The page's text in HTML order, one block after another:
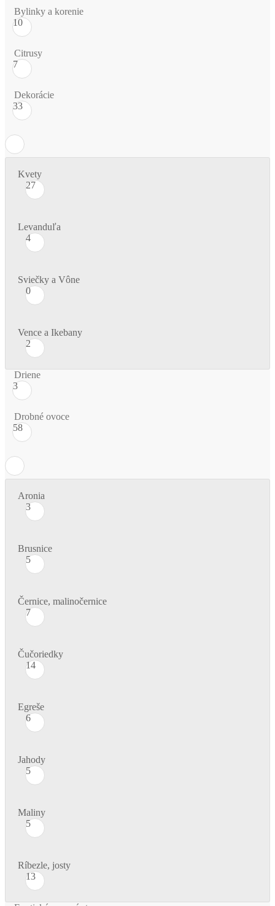
Bylinky a korenie
10
Citrusy
7
Dekorácie
33
Kvety
27
Levanduľa
4
Sviečky a Vône
0
Vence a Ikebany
2
Driene
3
Drobné ovoce
58
Aronia
3
Brusnice
5
Černice, malinočernice
7
Čučoriedky
14
Egreše
6
Jahody
5
Maliny
5
Ríbezle, josty
13